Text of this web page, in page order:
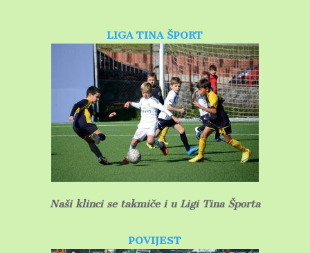
LIGA TINA ŠPORT
Naši klinci se takmiče i u Ligi Tina Športa
POVIJEST